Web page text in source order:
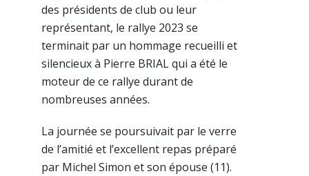
des présidents de club ou leur
représentant, le rallye 2023 se
terminait par un hommage recueilli et
silencieux à Pierre BRIAL qui a été le
moteur de ce rallye durant de
nombreuses années.
La journée se poursuivait par le verre
de l’amitié et l’excellent repas préparé
par Michel Simon et son épouse (11).